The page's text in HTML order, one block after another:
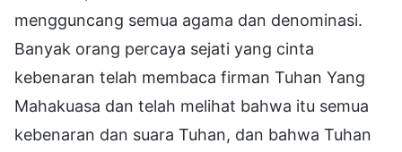
mengguncang semua agama dan denominasi.
Banyak orang percaya sejati yang cinta
kebenaran telah membaca firman Tuhan Yang
Mahakuasa dan telah melihat bahwa itu semua
kebenaran dan suara Tuhan, dan bahwa Tuhan